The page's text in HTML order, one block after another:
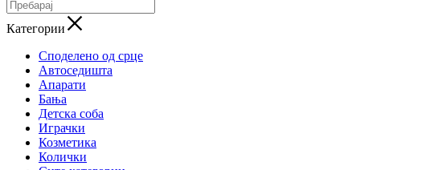
Категории
Споделено од срце
Автоседишта
Апарати
Бања
Детска соба
Играчки
Козметика
Колички